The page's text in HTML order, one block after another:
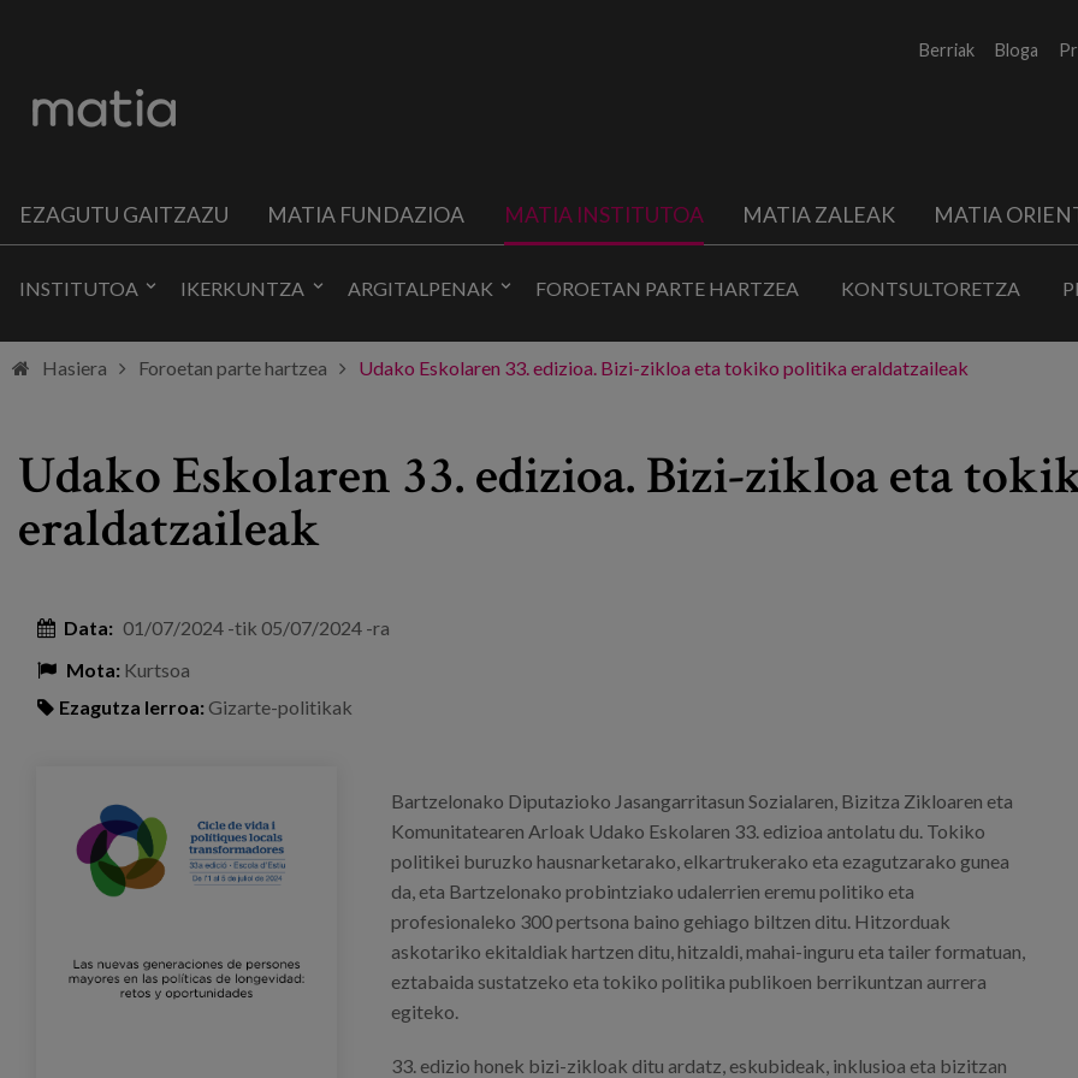
Berriak Bloga
EZAGUTU GAITZAZU MATIA FUNDAZIOA MATIA INSTITUTOA MATIA ZALEAK MATIA
INSTITUTOA IKERKUNTZA ARGITALPENAK FOROETAN PARTE HARTZEA KONTSULTORETZA
Hasiera Foroetan parte hartzea Udako Eskolaren 33. edizioa. Bizi-zikloa eta tokiko politika eraldatzaileak
Udako Eskolaren 33. edizioa. Bizi-zikloa eta
eraldatzaileak
Data: 01/07/2024 -tik 05/07/2024 -ra
Mota: Kurtsoa
Ezagutza lerroa:Gizarte-politikak
escueladeverano_barcelona_eventos.pngBartzelonako Diputazioko Jasangarritasun Sozialaren, Bizitza Zikloaren eta
Komunitatearen Arloak Udako Eskolaren 33. edizioa antolatu du. Tokiko
politikei buruzko hausnarketarako, elkartrukerako eta ezagutzarako gunea
da, eta Bartzelonako probintziako udalerrien eremu politiko eta
profesionaleko 300 pertsona baino gehiago biltzen ditu. Hitzorduak
askotariko ekitaldiak hartzen ditu, hitzaldi, mahai-inguru eta tailer formatuan,
eztabaida sustatzeko eta tokiko politika publikoen berrikuntzan aurrera
egiteko.
33. edizio honek bizi-zikloak ditu ardatz, eskubideak, inklusioa eta bizitzan